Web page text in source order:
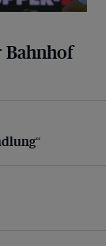
Bahnhof